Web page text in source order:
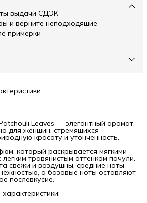
выдачи СДЭК
и верните неподходящие
примерки
Leaves — элегантный аромат,
для женщин, стремящихся
красоту и утонченность.
который раскрывается мягкими
травянистым оттенком пачули.
свежи и воздушны, средние ноты
а базовые ноты оставляют
послевкусие.